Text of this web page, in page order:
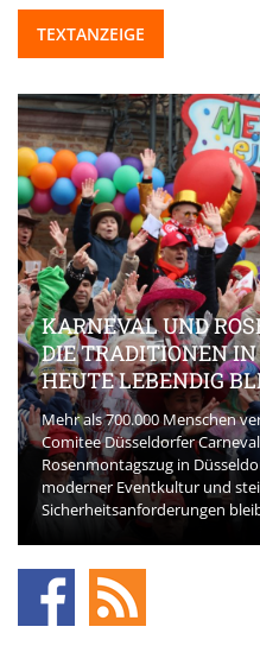
TEXTANZEIGE
KARNEVAL UND
DIE TRADITIONEN IN
HEUTE LEBENDIG
Mehr als 700.000 Menschen
Comitee Düsseldorfer
Rosenmontagszug in
moderner Eventkultur und
Sicherheitsanforderungen